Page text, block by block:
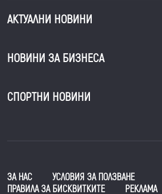
АКТУАЛНИ НОВИНИ
НОВИНИ ЗА БИЗНЕСА
СПОРТНИ НОВИНИ
ЗА НАС
УСЛОВИЯ ЗА ПОЛЗВАНЕ
ПРАВИЛА ЗА БИСКВИТКИТЕ
РЕКЛАМА